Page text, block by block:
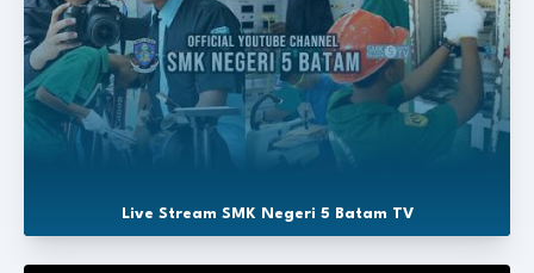
Live Stream SMK Negeri 5 Batam TV